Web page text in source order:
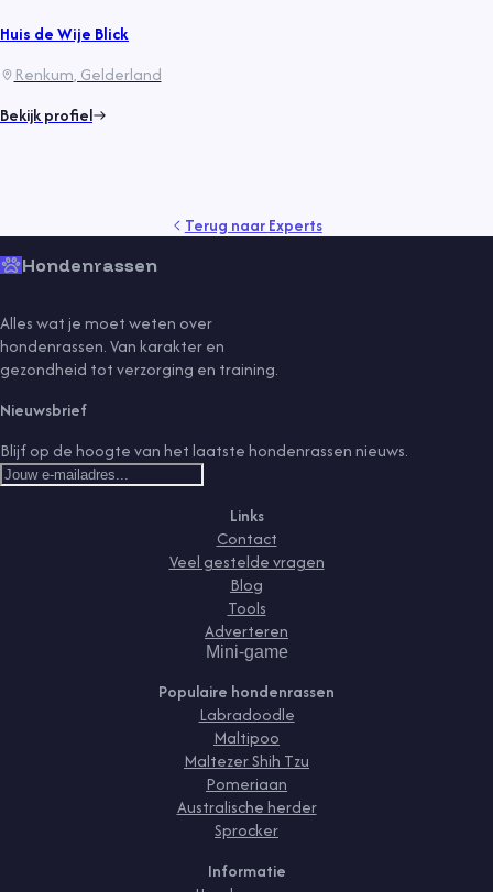
Huis de Wije Blick
Renkum, Gelderland
Bekijk profiel
Terug naarExperts
Hondenrassen
Alles wat je moet weten over
hondenrassen. Van karakter en
gezondheid tot verzorging en training.
Nieuwsbrief
Blijf op de hoogte van het laatste hondenrassen nieuws.
Links
Contact
Veel gestelde vragen
Blog
Tools
Adverteren
Mini-game
Populaire hondenrassen
Labradoodle
Maltipoo
Maltezer Shih Tzu
Pomeriaan
Australische herder
Sprocker
Informatie